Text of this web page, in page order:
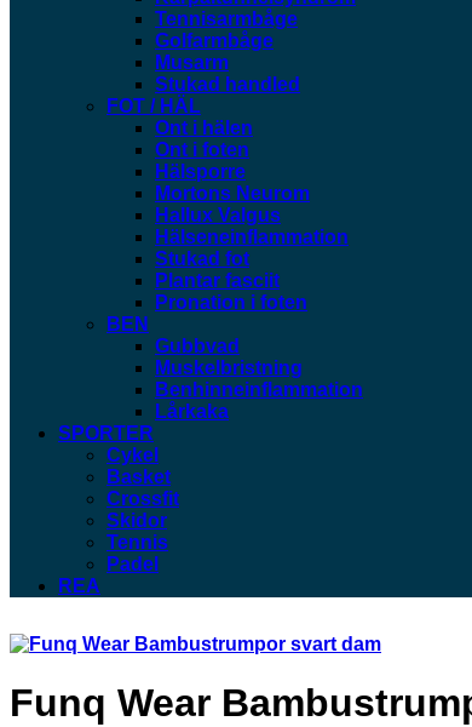
Tennisarmbåge
Golfarmbåge
Musarm
Stukad handled
FOT / HÄL
Ont i hälen
Ont i foten
Hälsporre
Mortons Neurom
Hallux Valgus
Hälseneinflammation
Stukad fot
Plantar fasciit
Pronation i foten
BEN
Gubbvad
Muskelbristning
Benhinneinflammation
Lårkaka
SPORTER
Cykel
Basket
Crossfit
Skidor
Tennis
Padel
REA
Funq Wear